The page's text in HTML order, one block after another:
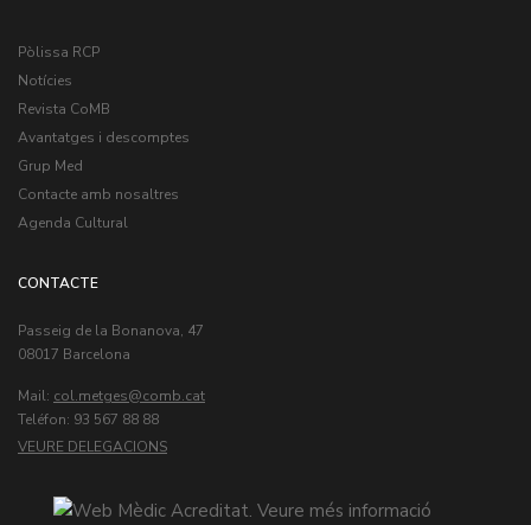
Pòlissa RCP
Notícies
Revista CoMB
Avantatges i descomptes
Grup Med
Contacte amb nosaltres
Agenda Cultural
CONTACTE
Passeig de la Bonanova, 47
08017 Barcelona
Mail: col.metges
Teléfon: 93 567 88 88
VEURE DELEGACIONS